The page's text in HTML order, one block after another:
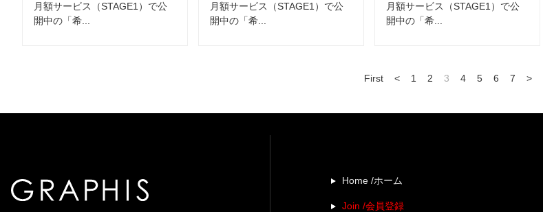
月額サービス（STAGE1）で公
開中の「希...
月額サービス（STAGE1）で公
開中の「希...
月額サービス（STAGE1）で公
開中の「希...
First < 1 2 3 4 5 6 7 >
Home /ホーム
Join /会員登録